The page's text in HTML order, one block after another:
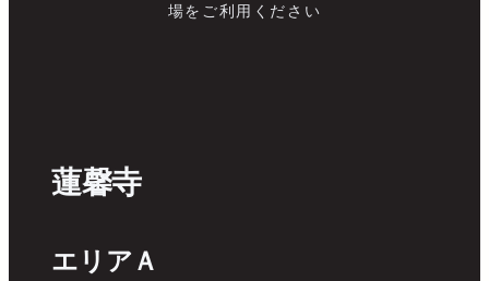
場をご利用ください
蓮馨寺
エリアＡ